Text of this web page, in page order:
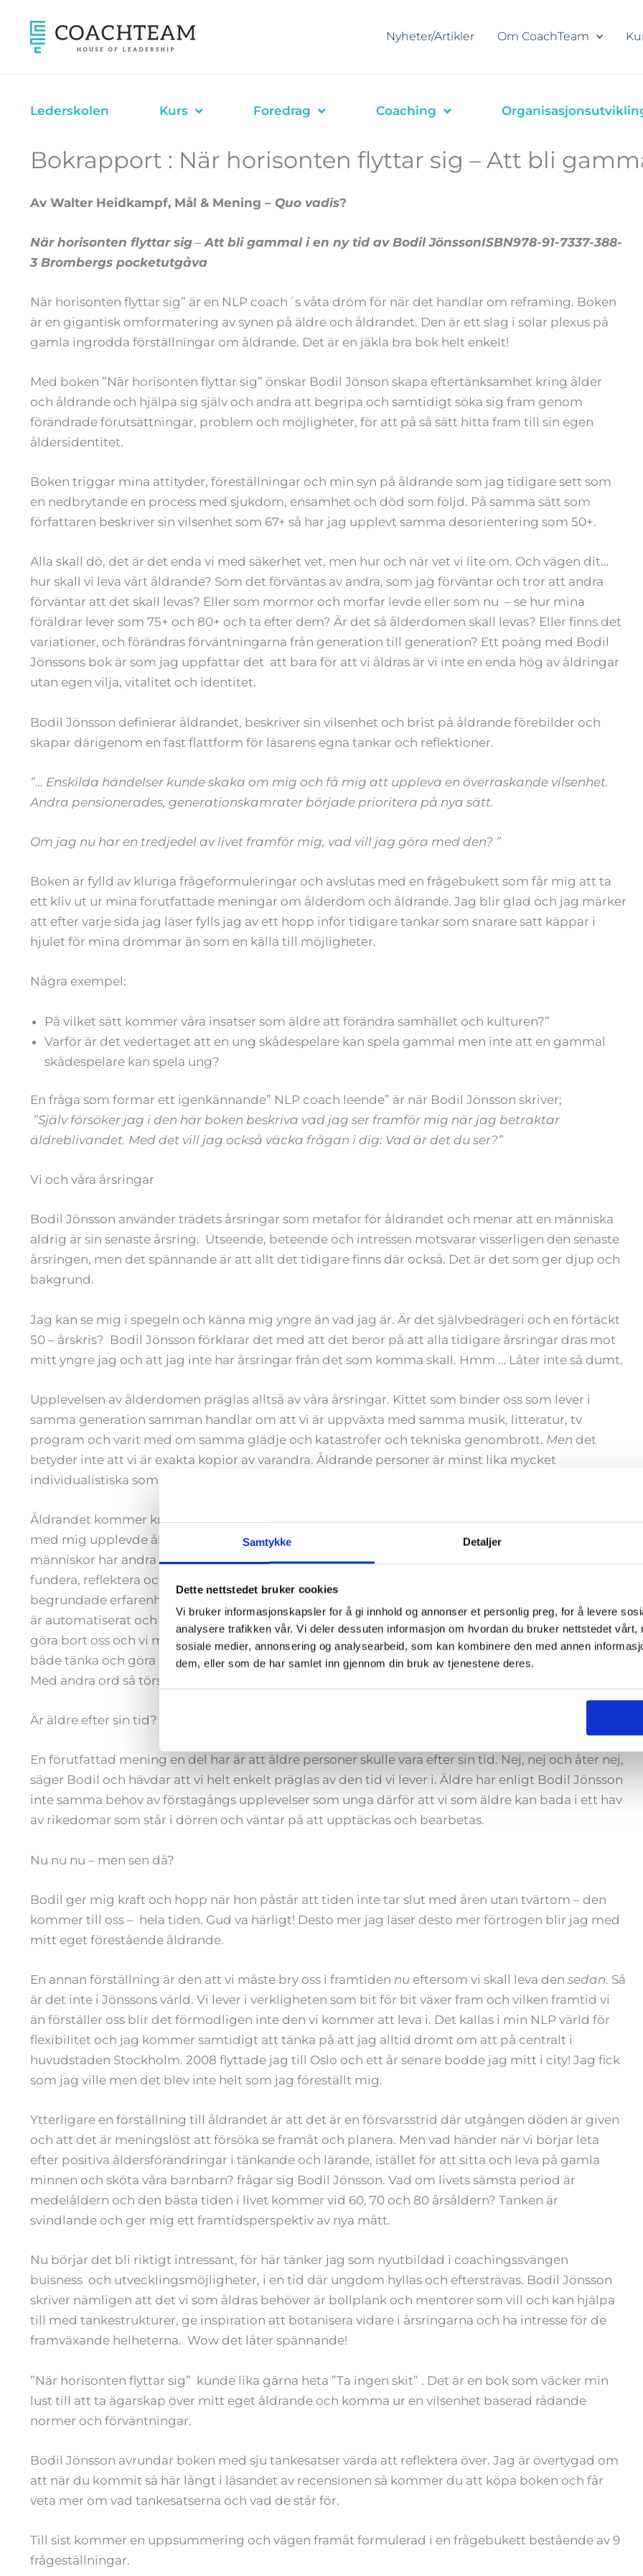
Samtykke Detaljer
Dette nettstedet bruker cookies
Vi bruker informasjonskapsler for å gi innhold og annonser et personlig preg, for å levere
analysere trafikken vår. Vi deler dessuten informasjon om hvordan du bruker nettstedet vårt,
sosiale medier, annonsering og analysearbeid, som kan kombinere den med annen
dem, eller som de har samlet inn gjennom din bruk av tjenestene deres.
Nyheter/Artikler Om CoachTeam
Lederskolen Kurs Foredrag Coaching
Bokrapport : När horisonten flyttar sig – Att bli
Av Walter Heidkampf, Mål & Mening – Quo vadis?
När horisonten flyttar sig – Att bli gammal i en ny tid av Bodil JönssonISBN978-91-7337-388-
3 Brombergs pocketutgåva
När horisonten flyttar sig” är en NLP coach´s våta dröm för när det handlar om reframing. Boken
är en gigantisk omformatering av synen på äldre och åldrandet. Den är ett slag i solar plexus på
gamla ingrodda förställningar om åldrande. Det är en jäkla bra bok helt enkelt!
Med boken ”När horisonten flyttar sig” önskar Bodil Jönson skapa eftertänksamhet kring ålder
och åldrande och hjälpa sig själv och andra att begripa och samtidigt söka sig fram genom
förändrade förutsättningar, problem och möjligheter, för att på så sätt hitta fram till sin egen
åldersidentitet.
Boken triggar mina attityder, föreställningar och min syn på åldrande som jag tidigare sett som
en nedbrytande en process med sjukdom, ensamhet och död som följd. På samma sätt som
författaren beskriver sin vilsenhet som 67+ så har jag upplevt samma desorientering som 50+.
Alla skall dö, det är det enda vi med säkerhet vet, men hur och när vet vi lite om. Och vägen dit…
hur skall vi leva vårt åldrande? Som det förväntas av andra, som jag förväntar och tror att andra
förväntar att det skall levas? Eller som mormor och morfar levde eller som nu – se hur mina
föräldrar lever som 75+ och 80+ och ta efter dem? Är det så ålderdomen skall levas? Eller finns det
variationer, och förändras förväntningarna från generation till generation? Ett poäng med Bodil
Jönssons bok är som jag uppfattar det att bara för att vi åldras är vi inte en enda hög av åldringar
utan egen vilja, vitalitet och identitet.
Bodil Jönsson definierar åldrandet, beskriver sin vilsenhet och brist på åldrande förebilder och
skapar därigenom en fast flattform för läsarens egna tankar och reflektioner.
”… Enskilda händelser kunde skaka om mig och få mig att uppleva en överraskande vilsenhet.
Andra pensionerades, generationskamrater började prioritera på nya sätt.
Om jag nu har en tredjedel av livet framför mig, vad vill jag göra med den? ”
Boken är fylld av kluriga frågeformuleringar och avslutas med en frågebukett som får mig att ta
ett kliv ut ur mina förutfattade meningar om ålderdom och åldrande. Jag blir glad och jag märker
att efter varje sida jag läser fylls jag av ett hopp inför tidigare tankar som snarare satt käppar i
hjulet för mina drömmar än som en källa till möjligheter.
Några exempel:
På vilket sätt kommer våra insatser som äldre att förändra samhället och kulturen?”
Varför är det vedertaget att en ung skådespelare kan spela gammal men inte att en gammal
skådespelare kan spela ung?
En fråga som formar ett igenkännande” NLP coach leende” är när Bodil Jönsson skriver;
”Själv försöker jag i den här boken beskriva vad jag ser framför mig när jag betraktar
äldreblivandet. Med det vill jag också väcka frågan i dig: Vad är det du ser?”
Vi och våra årsringar
Bodil Jönsson använder trädets årsringar som metafor för åldrandet och menar att en människa
aldrig är sin senaste årsring. Utseende, beteende och intressen motsvarar visserligen den senaste
årsringen, men det spännande är att allt det tidigare finns där också. Det är det som ger djup och
bakgrund.
Jag kan se mig i spegeln och känna mig yngre än vad jag är. Är det självbedrägeri och en förtäckt
50 – årskris? Bodil Jönsson förklarar det med att det beror på att alla tidigare årsringar dras mot
mitt yngre jag och att jag inte har årsringar från det som komma skall. Hmm … Låter inte så dumt.
Upplevelsen av ålderdomen präglas alltså av våra årsringar. Kittet som binder oss som lever i
samma generation samman handlar om att vi är uppväxta med samma musik, litteratur, tv
program och varit med om samma glädje och katastrofer och tekniska genombrott. Men det
betyder inte att vi är exakta kopior av varandra. Åldrande personer är minst lika mycket
individualistiska som unga, men hur märks det i åldervården, frågar sig författaren.
Åldrandet kommer knappast över en natt, det är en pågående process trots att jag och säkert flera
med mig upplevde åldrandet som plötsligt när det första gråa hårstrået dök upp. Äldre
människor har andra erfarenheter och andra förväntningar än unga och vi har haft tid på oss att
fundera, reflektera och uppleva det. Förväntningar hämtar vi enligt Bodil Jönsson ur både
begrundade erfarenheter och ur ingivelser i nuet. Härligt känns det när Jönsson skriver att allt inte
är automatiserat och invant. Med ökat antal årsringar kan vi ta ut svängarna – mindre rädsla för att
göra bort oss och vi mindre känsliga för vad omgivningen ska tycka och tänka. Det ger frihet att
både tänka och göra nytt, inte på grund av hög ålder utan tack vare den, fortsätter Bodil Jönsson.
Med andra ord så törs vara lite mer crazy!
Är äldre efter sin tid?
En förutfattad mening en del har är att äldre personer skulle vara efter sin tid. Nej, nej och åter nej,
säger Bodil och hävdar att vi helt enkelt präglas av den tid vi lever i. Äldre har enligt Bodil Jönsson
inte samma behov av förstagångs upplevelser som unga därför att vi som äldre kan bada i ett hav
av rikedomar som står i dörren och väntar på att upptäckas och bearbetas.
Nu nu nu – men sen då?
Bodil ger mig kraft och hopp när hon påstår att tiden inte tar slut med åren utan tvärtom – den
kommer till oss – hela tiden. Gud va härligt! Desto mer jag läser desto mer förtrogen blir jag med
mitt eget förestående åldrande.
En annan förställning är den att vi måste bry oss i framtiden nu eftersom vi skall leva den sedan. Så
är det inte i Jönssons värld. Vi lever i verkligheten som bit för bit växer fram och vilken framtid vi
än förställer oss blir det förmodligen inte den vi kommer att leva i. Det kallas i min NLP värld för
flexibilitet och jag kommer samtidigt att tänka på att jag alltid drömt om att på centralt i
huvudstaden Stockholm. 2008 flyttade jag till Oslo och ett år senare bodde jag mitt i city! Jag fick
som jag ville men det blev inte helt som jag föreställt mig.
Ytterligare en förställning till åldrandet är att det är en försvarsstrid där utgången döden är given
och att det är meningslöst att försöka se framåt och planera. Men vad händer när vi börjar leta
efter positiva åldersförändringar i tänkande och lärande, istället för att sitta och leva på gamla
minnen och sköta våra barnbarn? frågar sig Bodil Jönsson. Vad om livets sämsta period är
medelåldern och den bästa tiden i livet kommer vid 60, 70 och 80 årsåldern? Tanken är
svindlande och ger mig ett framtidsperspektiv av nya mått.
Nu börjar det bli riktigt intressant, för här tänker jag som nyutbildad i coachingssvängen
buisness och utvecklingsmöjligheter, i en tid där ungdom hyllas och eftersträvas. Bodil Jönsson
skriver nämligen att det vi som åldras behöver är bollplank och mentorer som vill och kan hjälpa
till med tankestrukturer, ge inspiration att botanisera vidare i årsringarna och ha intresse för de
framväxande helheterna. Wow det låter spännande!
”När horisonten flyttar sig” kunde lika gärna heta ”Ta ingen skit” . Det är en bok som väcker min
lust till att ta ägarskap över mitt eget åldrande och komma ur en vilsenhet baserad rådande
normer och förväntningar.
Bodil Jönsson avrundar boken med sju tankesatser värda att reflektera över. Jag är övertygad om
att när du kommit så här långt i läsandet av recensionen så kommer du att köpa boken och får
veta mer om vad tankesatserna och vad de står för.
Till sist kommer en uppsummering och vägen framåt formulerad i en frågebukett bestående av 9
frågeställningar.